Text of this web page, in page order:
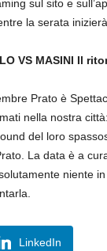
sul sito e
la serata
VS MASINI Il
Prato è
nella nostra
del loro
La data è a
niente
LinkedIn